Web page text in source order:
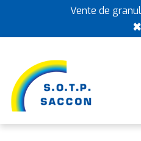
Vente de
×